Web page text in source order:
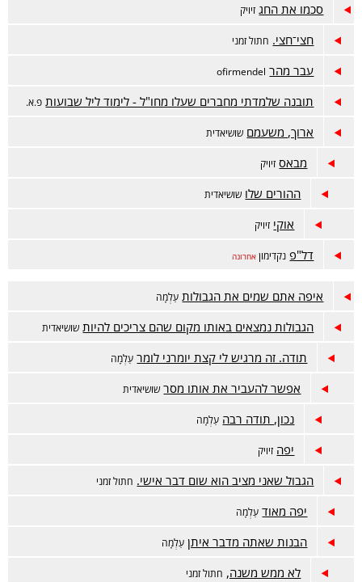
סכמו את החג זיויק
חצי־חצי. חתול זמני
עבר מהר ofirmendel
תובנה שלמדתי מחברים שעלו מחו"ל - לימוד ליל שבועות פ.א.
ארוך, משעמם שושיאדית
מבאס זיויק
ההורים שלו שושיאדית
אוקי זיויק
דל"פ נקדימון אחרונה
איפה אתם שמים את הגבולות עַלְמָה
הגבולות נמצאים באותו מקום שהם צריכים להיות שושיאדית
תודה. זה מרגיש לי קצת יומרני לומר עַלְמָה
אפשר להעביר את אותו מסר שושיאדית
נכון, תודה רבה עַלְמָה
יפה זיויק
הגבול שאני מציב הוא שום דבר אישי. חתול זמני
יפה מאוד עַלְמָה
הבנות שאתה מדבר איתן עַלְמָה
לא ממש משנה, חתול זמני